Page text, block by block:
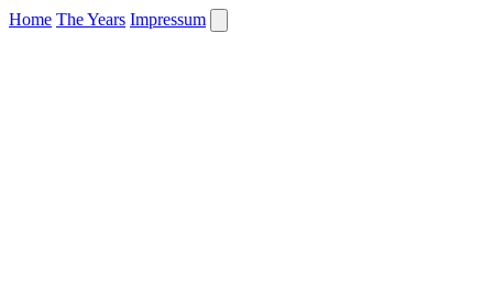
Home The Years Impressum